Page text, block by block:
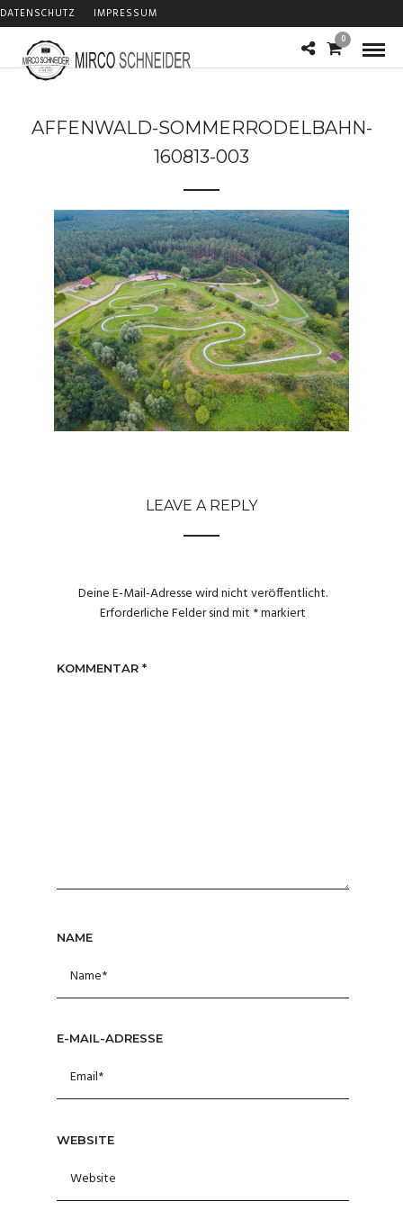
DATENSCHUTZ IMPRESSUM
0
AFFENWALD-SOMMERRODELBAHN-
160813-003
LEAVE A REPLY
Deine E-Mail-Adresse wird nicht veröffentlicht.
Erforderliche Felder sind mit *markiert
KOMMENTAR *
NAME
E-MAIL-ADRESSE
WEBSITE